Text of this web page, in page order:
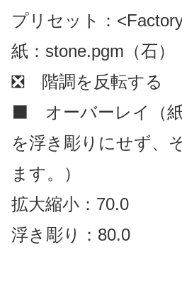
プリセット：
紙：stone.pgm（石）
❎ 階調を反転する
⬛ オーバーレイ（
を浮き彫りにせず、
ます。）
拡大縮小：70.0
浮き彫り：80.0